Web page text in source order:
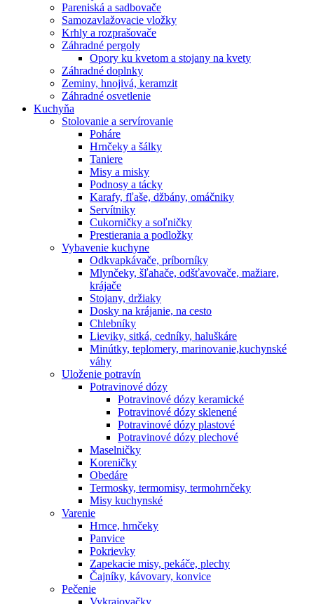
Pareniská a sadbovače
Samozavlažovacie vložky
Krhly a rozprašovače
Záhradné pergoly
Opory ku kvetom a stojany na kvety
Záhradné doplnky
Zeminy, hnojivá, keramzit
Záhradné osvetlenie
Kuchyňa
Stolovanie a servírovanie
Poháre
Hrnčeky a šálky
Taniere
Misy a misky
Podnosy a tácky
Karafy, fľaše, džbány, omáčniky
Servítniky
Cukorničky a soľničky
Prestierania a podložky
Vybavenie kuchyne
Odkvapkávače, príborníky
Mlynčeky, šľahače, odšťavovače, mažiare,
krájače
Stojany, držiaky
Dosky na krájanie, na cesto
Chlebníky
Lieviky, sitká, cedníky, haluškáre
Minútky, teplomery, marinovanie,kuchynské
váhy
Uloženie potravín
Potravinové dózy
Potravinové dózy keramické
Potravinové dózy sklenené
Potravinové dózy plastové
Potravinové dózy plechové
Maselničky
Koreničky
Obedáre
Termosky, termomisy, termohrnčeky
Misy kuchynské
Varenie
Hrnce, hrnčeky
Panvice
Pokrievky
Zapekacie misy, pekáče, plechy
Čajníky, kávovary, konvice
Pečenie
Vykrajovačky